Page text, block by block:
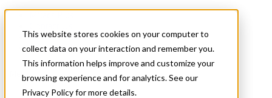
This website stores cookies on your computer to
collect data on your interaction and remember you.
This information helps improve and customize your
browsing experience and for analytics. See our
Privacy Policy for more details.
News & Events
Get Started
Menu